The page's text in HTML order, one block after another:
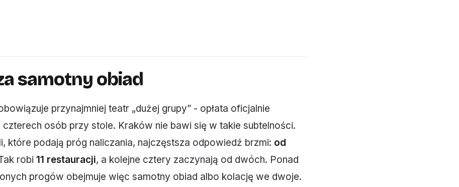
samotny obiad
przynajmniej teatr „dużej grupy” - opłata oficjalnie
czterech osób przy stole. Kraków nie bawi się w takie subtelności.
które podają próg naliczania, najczęstsza odpowiedź brzmi: od
robi 11 restauracji, a kolejne cztery zaczynają od dwóch. Ponad
progów obejmuje więc samotny obiad albo kolację we dwoje.